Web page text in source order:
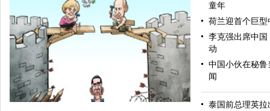
童年
荷兰迎首个巨型
李克强出席中
动
中国小伙在秘鲁
闻
泰国前总理英